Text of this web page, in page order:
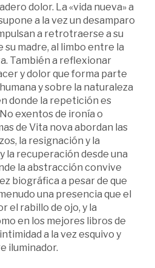
dolor. La «vida nueva» a
a la vez un desamparo
a retrotraerse a su
su madre, al limbo entre la
También a reflexionar
y dolor que forma parte
y sobre la naturaleza
donde la repetición es
exentos de ironía o
de Vita nova abordan las
la resignación y la
la recuperación desde una
la abstracción convive
biográfica a pesar de que
una presencia que el
el rabillo de ojo, y la
en los mejores libros de
a la vez esquivo y
iluminador.